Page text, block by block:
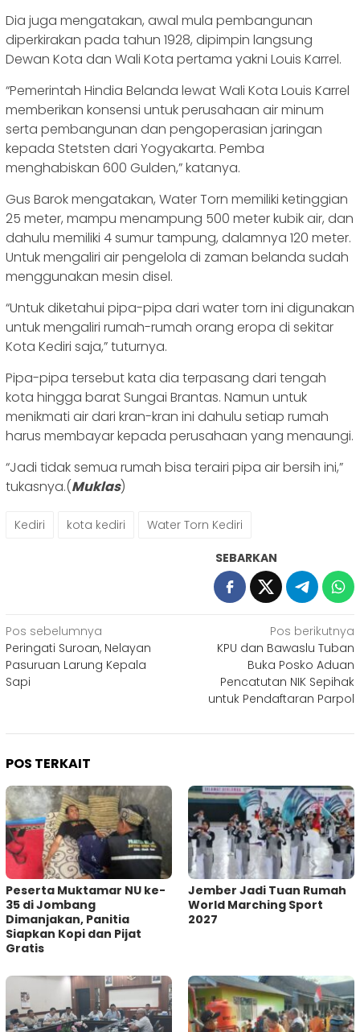
Dia juga mengatakan, awal mula pembangunan
diperkirakan pada tahun 1928, dipimpin langsung
Dewan Kota dan Wali Kota pertama yakni Louis Karrel.
“Pemerintah Hindia Belanda lewat Wali Kota Louis Karrel
memberikan konsensi untuk perusahaan air minum
serta pembangunan dan pengoperasian jaringan
kepada Stetsten dari Yogyakarta. Pemba
menghabiskan 600 Gulden,” katanya.
Gus Barok mengatakan, Water Torn memiliki ketinggian
25 meter, mampu menampung 500 meter kubik air, dan
dahulu memiliki 4 sumur tampung, dalamnya 120 meter.
Untuk mengaliri air pengelola di zaman belanda sudah
menggunakan mesin disel.
“Untuk diketahui pipa-pipa dari water torn ini digunakan
untuk mengaliri rumah-rumah orang eropa di sekitar
Kota Kediri saja,” tuturnya.
Pipa-pipa tersebut kata dia terpasang dari tengah
kota hingga barat Sungai Brantas. Namun untuk
menikmati air dari kran-kran ini dahulu setiap rumah
harus membayar kepada perusahaan yang menaungi.
“Jadi tidak semua rumah bisa terairi pipa air bersih ini,”
tukasnya.(Muklas)
Kediri kota kediri Water Torn Kediri
SEBARKAN
Navigasi
pos
Pos sebelumnya
Peringati Suroan, Nelayan
Pasuruan Larung Kepala
Sapi
Pos berikutnya
KPU dan Bawaslu Tuban
Buka Posko Aduan
Pencatutan NIK Sepihak
untuk Pendaftaran Parpol
POS TERKAIT
Peserta Muktamar NU ke-
35 di Jombang
Dimanjakan, Panitia
Siapkan Kopi dan Pijat
Gratis
Jember Jadi Tuan Rumah
World Marching Sport
2027